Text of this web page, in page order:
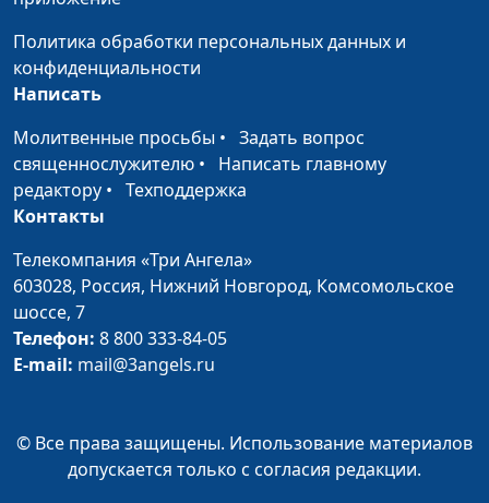
Политика обработки персональных данных и
конфиденциальности
Написать
Молитвенные просьбы • Задать вопрос
священнослужителю • Написать главному
редактору • Техподдержка
Контакты
Телекомпания «Три Ангела»
603028, Россия, Нижний Новгород, Комсомольское
шоссе, 7
Телефон: 8 800 333-84-05
E-mail: mail@3angels.ru
© Все права защищены. Использование материалов
допускается только с согласия редакции.